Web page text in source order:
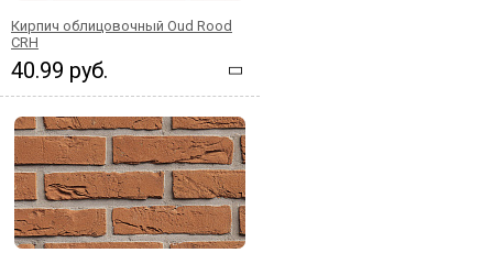
Кирпич облицовочный Oud Rood
CRH
40.99 руб.